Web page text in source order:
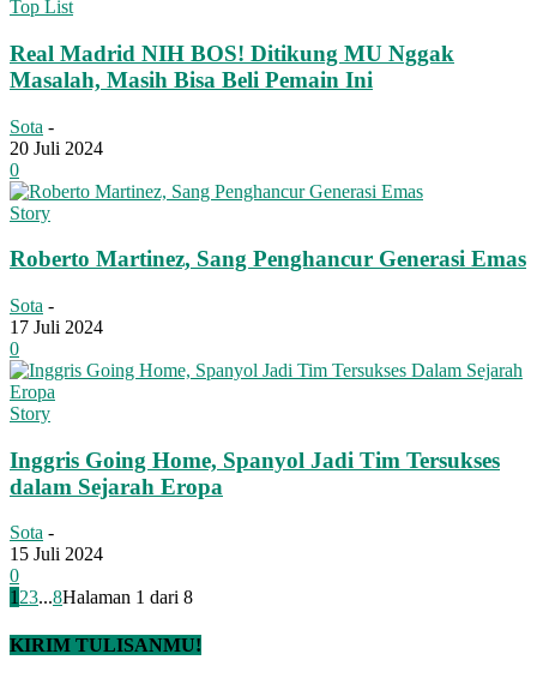
Top List
Real Madrid NIH BOS! Ditikung MU Nggak
Masalah, Masih Bisa Beli Pemain Ini
Sota -
20 Juli 2024
0
Story
Roberto Martinez, Sang Penghancur Generasi Emas
Sota -
17 Juli 2024
0
Story
Inggris Going Home, Spanyol Jadi Tim Tersukses
dalam Sejarah Eropa
Sota -
15 Juli 2024
0
1 23...8Halaman 1 dari 8
KIRIM TULISANMU!